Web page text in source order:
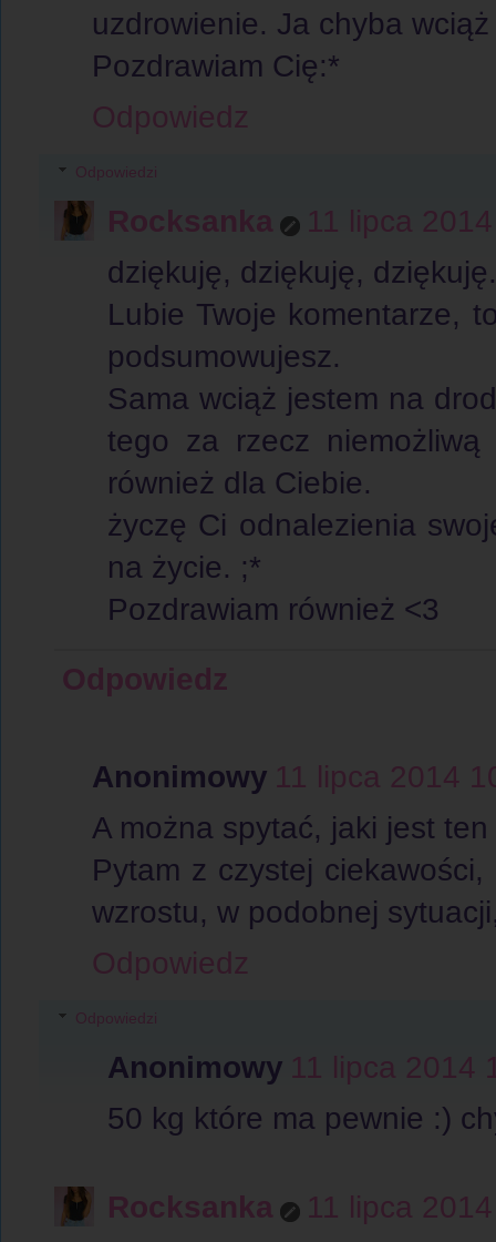
uzdrowienie. Ja chyba
Pozdrawiam Cię:*
Odpowiedz
Odpowiedzi
Rocksanka
11 lipca
dziękuję, dziękuję, dziękuję.
Lubie Twoje komentarze,
podsumowujesz.
Sama wciąż jestem na
tego za rzecz
również dla Ciebie.
życzę Ci odnalezienia
na życie. ;*
Pozdrawiam również <3
Odpowiedz
Anonimowy 11 lipca 2014
A można spytać, jaki jest
Pytam z czystej
wzrostu, w podobnej
Odpowiedz
Odpowiedzi
Anonimowy 11 lipca 2014
50 kg które ma pewnie :)
Rocksanka
11 lipca